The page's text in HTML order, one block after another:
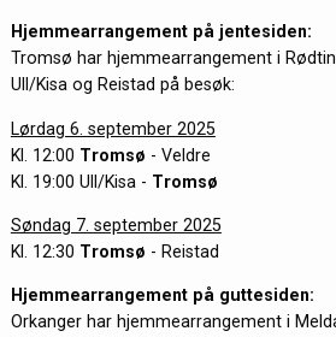
Hjemmearrangement på jentesiden:
Tromsø har hjemmearrangement i
Ull/Kisa og Reistad på besøk:
Lørdag 6. september 2025
Kl. 12:00 Tromsø - Veldre
Kl. 19:00 Ull/Kisa - Tromsø
Søndag 7. september 2025
Kl. 12:30 Tromsø - Reistad
Hjemmearrangement på guttesiden:
Orkanger har hjemmearrangement i